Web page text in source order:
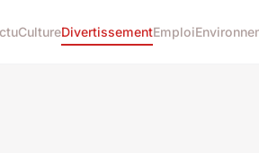
CultureDivertissementEmploi